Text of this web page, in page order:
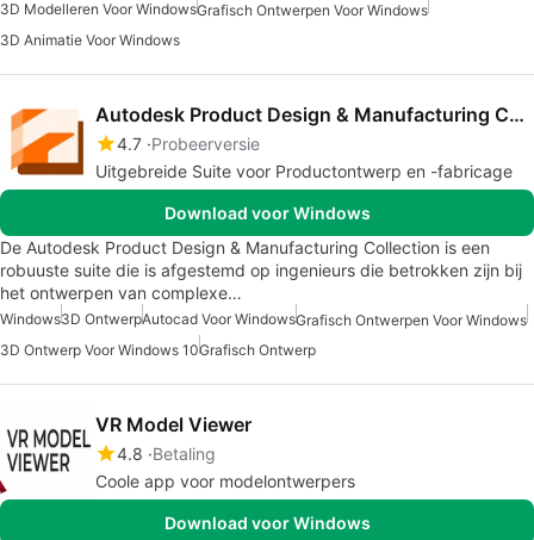
3D Modelleren Voor WindowsGrafisch Ontwerpen Voor Windows
3D Animatie Voor Windows
Autodesk Product Design & Manufacturing Collection
4.7 Probeerversie
Uitgebreide Suite voor Productontwerp en -fabricage
Download voor Windows
De Autodesk Product Design & Manufacturing Collection is een
robuuste suite die is afgestemd op ingenieurs die betrokken zijn bij
het ontwerpen van complexe…
Windows3D OntwerpAutocad Voor WindowsGrafisch Ontwerpen Voor Windows
3D Ontwerp Voor Windows 10Grafisch Ontwerp
VR Model Viewer
4.8 Betaling
Coole app voor modelontwerpers
Download voor Windows